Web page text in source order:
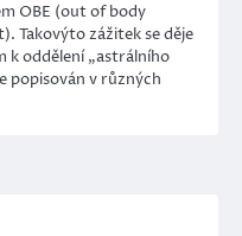
OBE (out of body
Takovýto zážitek se děje
k oddělení „astrálního
popisován v různých